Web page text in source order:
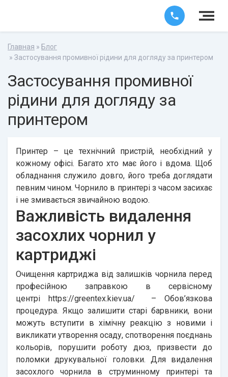
Главная » Блог
» Застосування промивної рідини для догляду за принтером
Застосування промивної
рідини для догляду за
принтером
Принтер – це технічний пристрій, необхідний у
кожному офісі. Багато хто має його і вдома. Щоб
обладнання служило довго, його треба доглядати
певним чином. Чорнило в принтері з часом засихає
і не змивається звичайною водою.
Важливість видалення
засохлих чорнил у
картриджі
Очищення картриджа від залишків чорнила перед
професійною заправкою в сервісному
центрі https://greentex.kiev.ua/ – Обов’язкова
процедура. Якщо залишити старі барвники, вони
можуть вступити в хімічну реакцію з новими і
викликати утворення осаду, спотворення поєднань
кольорів, порушити роботу дюз, призвести до
поломки друкувальної головки. Для видалення
засохлого чорнила в струминному принтері та